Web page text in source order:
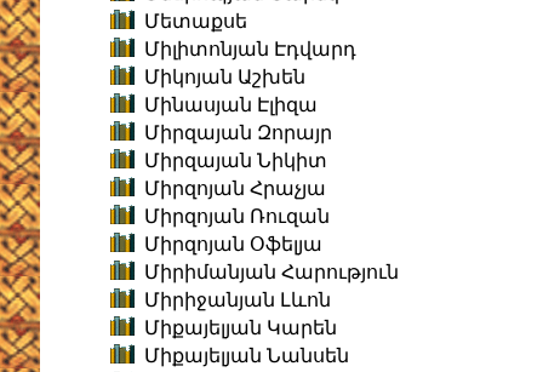
Մետաքսե
Միլիտոնյան Էդվարդ
Միկոյան Աշխեն
Մինասյան Էլիզա
Միրզայան Զորայր
Միրզայան Նիկիտ
Միրզոյան Հրաչյա
Միրզոյան Ռուզան
Միրզոյան Օֆելյա
Միրիմանյան Հարություն
Միրիջանյան Լևոն
Միքայելյան Կարեն
Միքայելյան Նանսեն